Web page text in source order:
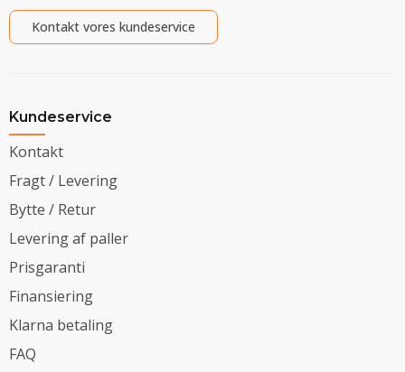
Kontakt vores kundeservice
Kundeservice
Kontakt
Fragt / Levering
Bytte / Retur
Levering af paller
Prisgaranti
Finansiering
Klarna betaling
FAQ